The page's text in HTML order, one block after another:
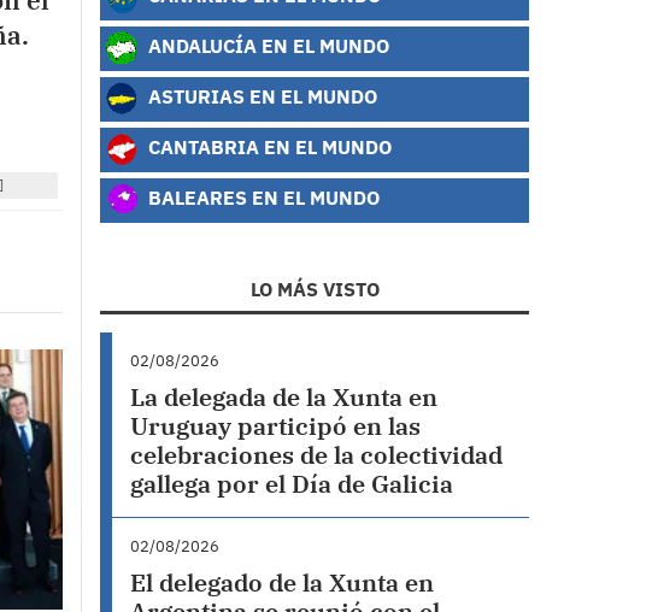
ANDALUCÍA EN EL MUNDO
ASTURIAS EN EL MUNDO
CANTABRIA EN EL MUNDO
BALEARES EN EL MUNDO
LO MÁS VISTO
02/08/2026
La delegada de la Xunta en
Uruguay participó en las
celebraciones de la colectividad
gallega por el Día de Galicia
02/08/2026
El delegado de la Xunta en